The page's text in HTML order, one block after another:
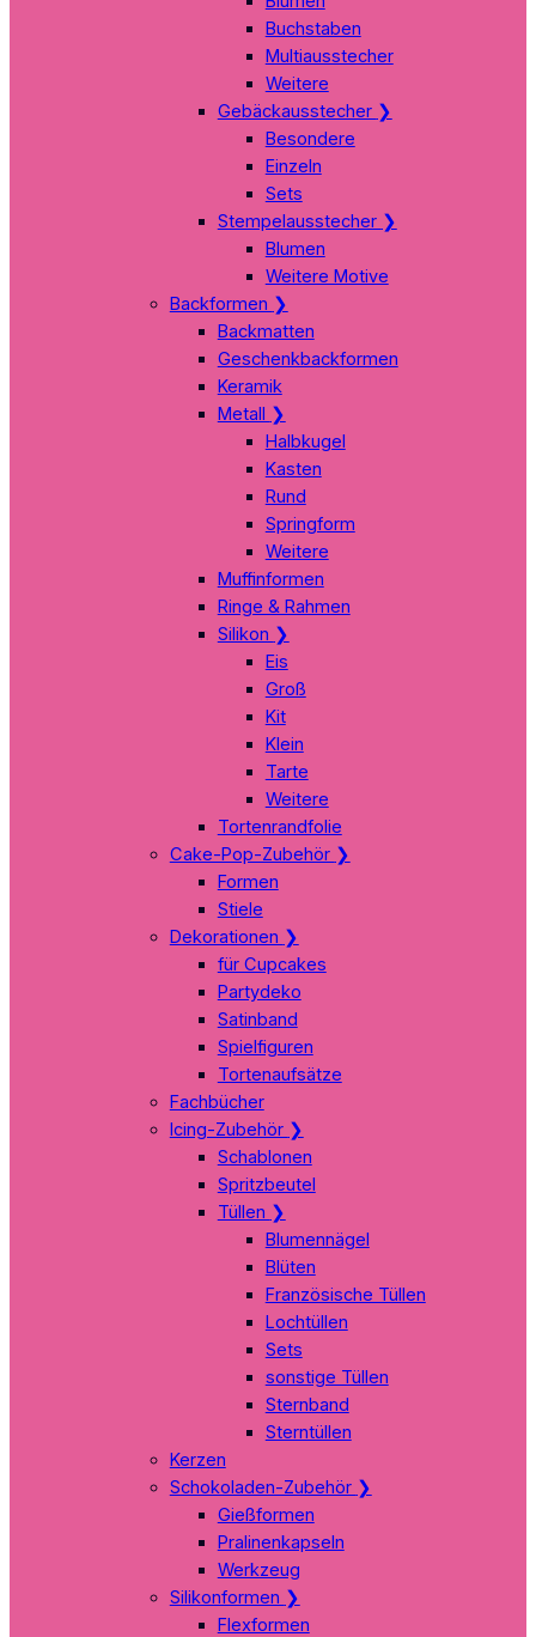
Buchstaben
Multiausstecher
Weitere
Gebäckausstecher ❯
Besondere
Einzeln
Sets
Stempelausstecher ❯
Blumen
Weitere Motive
Backformen ❯
Backmatten
Geschenkbackformen
Keramik
Metall ❯
Halbkugel
Kasten
Rund
Springform
Weitere
Muffinformen
Ringe & Rahmen
Silikon ❯
Eis
Groß
Kit
Klein
Tarte
Weitere
Tortenrandfolie
Cake-Pop-Zubehör ❯
Formen
Stiele
Dekorationen ❯
für Cupcakes
Partydeko
Satinband
Spielfiguren
Tortenaufsätze
Fachbücher
Icing-Zubehör ❯
Schablonen
Spritzbeutel
Tüllen ❯
Blumennägel
Blüten
Französische Tüllen
Lochtüllen
Sets
sonstige Tüllen
Sternband
Sterntüllen
Kerzen
Schokoladen-Zubehör ❯
Gießformen
Pralinenkapseln
Werkzeug
Silikonformen ❯
Flexformen